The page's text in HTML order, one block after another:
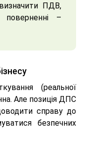
ПДВ,
–
(реальної
Але позиція ДПС
справу до
безпечних